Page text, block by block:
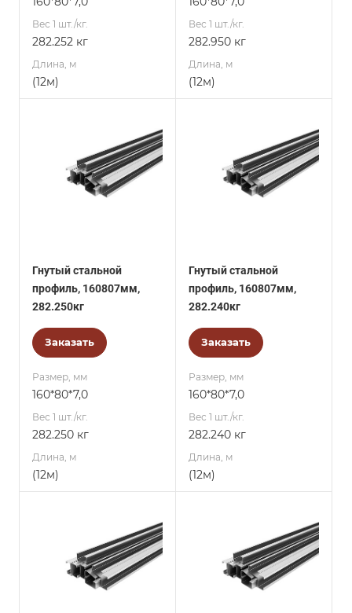
Вес 1 шт./кг.
282.252 кг
Длина, м
(12м)
Вес 1 шт./кг.
282.950 кг
Длина, м
(12м)
Гнутый стальной
профиль, 160807мм,
282.250кг
Заказать
Размер, мм
160*80*7,0
Вес 1 шт./кг.
282.250 кг
Длина, м
(12м)
Гнутый стальной
профиль, 160807мм,
282.240кг
Заказать
Размер, мм
160*80*7,0
Вес 1 шт./кг.
282.240 кг
Длина, м
(12м)